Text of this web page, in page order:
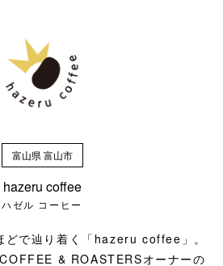
富山県 富山市
hazeru coffee
ハゼル コーヒー
どで辿り着く「hazeru coffee」。
& ROASTERSオーナーの